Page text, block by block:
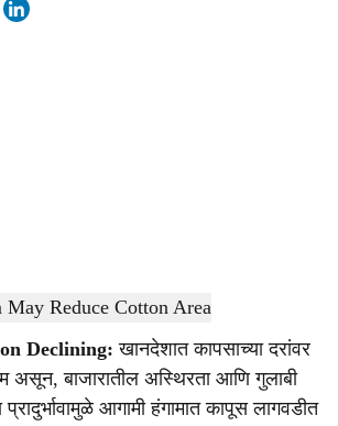
Cotton Area-Agrowon
Declining: खानदेशात कापसाच्या दरांवर
असून, बाजारातील अस्थिरता आणि गुलाबी
प्रादुर्भावामुळे आगामी हंगामात कापूस लागवडीत